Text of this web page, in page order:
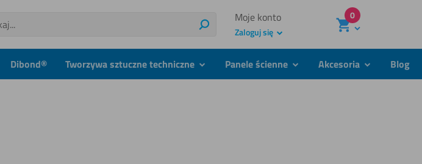
Szukaj
Moje konto
Zaloguj się
0
Dibond® Tworzywa sztuczne techniczne podmenuPanele ścienne podmenuAkcesoria podmenuBlog